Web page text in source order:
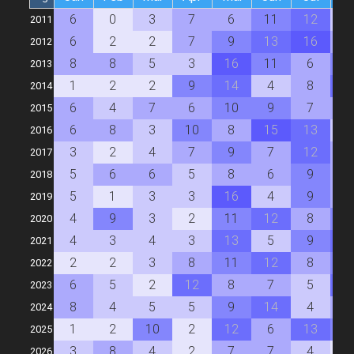
2011 6 0 3 7 6 11 12
2012 6 2 2 7 9 13 16
2013 8 8 5 3 16 11 6
2014 1 2 2 9 14 4 8
2015 6 4 7 6 10 9 7
2016 6 8 3 10 8 15 13
2017 3 2 4 7 9 7 12
2018 5 6 6 5 8 6 9
2019 5 1 3 3 16 4 9
2020 4 9 3 2 11 12 8
2021 4 3 4 3 13 5 9
2022 2 2 3 8 11 12 8
2023 6 5 2 12 8 7 5
2024 8 4 5 5 9 14 4
2025 1 2 10 2 12 6 13
2026